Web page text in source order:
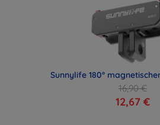
Sunnylife 180°
16,90 €
12,67 €